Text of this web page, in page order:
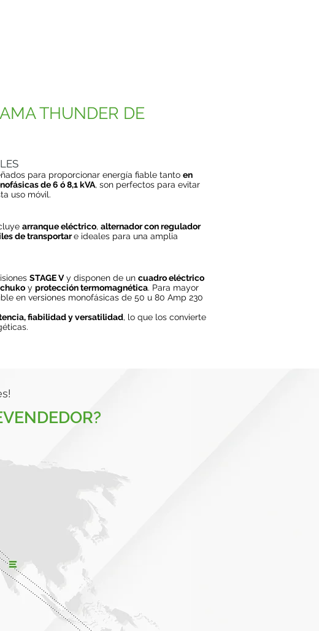
THUNDER DE
para proporcionar energía fiable tanto en
de 6 ó 8,1 kVA, son perfectos para evitar
uso móvil.
arranque eléctrico, alternador con regulador
de transportare ideales para una amplia
STAGE Vy disponen de un cuadro eléctrico
y protección termomagnética. Para mayor
en versiones monofásicas de 50 u 80 Amp 230
fiabilidad y versatilidad, lo que los convierte